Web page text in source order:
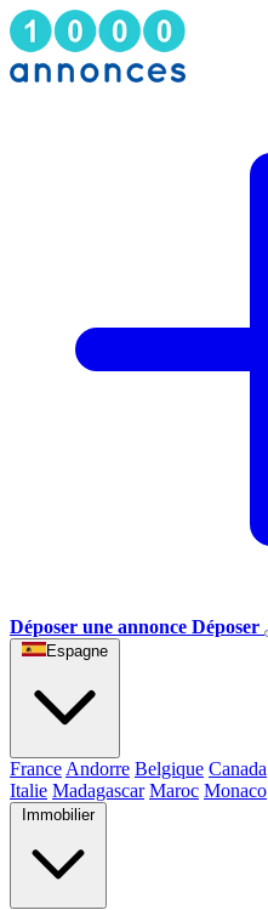
Déposer une annonce Déposer
Espagne
France Andorre Belgique Canada
Italie Madagascar Maroc Monaco
Immobilier